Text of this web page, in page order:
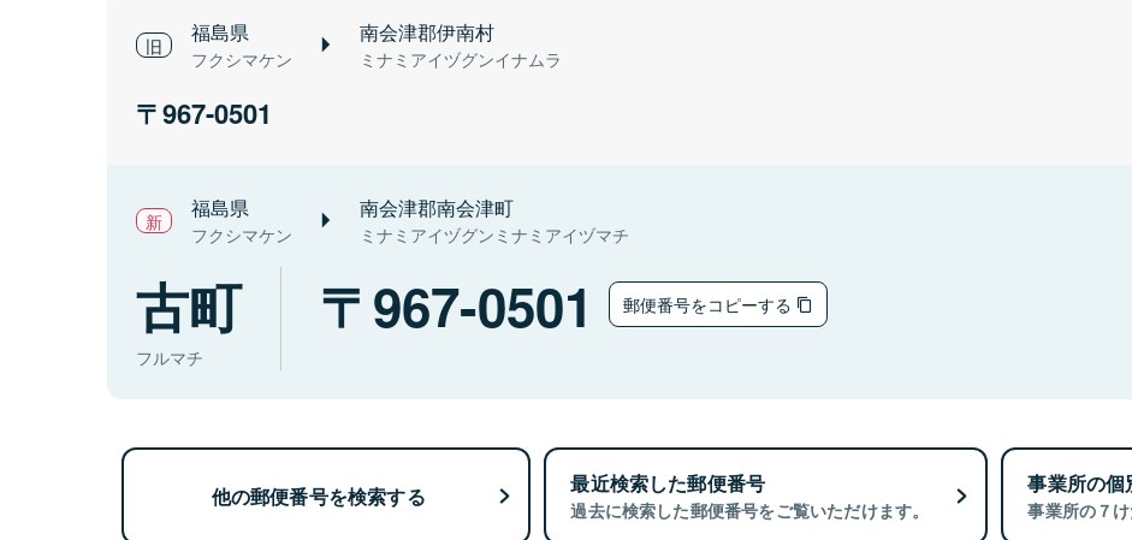
福島県
フクシマケン
南会津郡伊南村
ミナミアイヅグンイナムラ
967-0501
福島県
フクシマケン
南会津郡南会津町
ミナミアイヅグンミナミアイヅマチ
古町
フルマチ
967-0501 郵便番号をコピーする
他の郵便番号を検索する 最近検索した郵便番号
過去に検索した郵便番号をご覧いただけます。
事業所の個
事業所の７